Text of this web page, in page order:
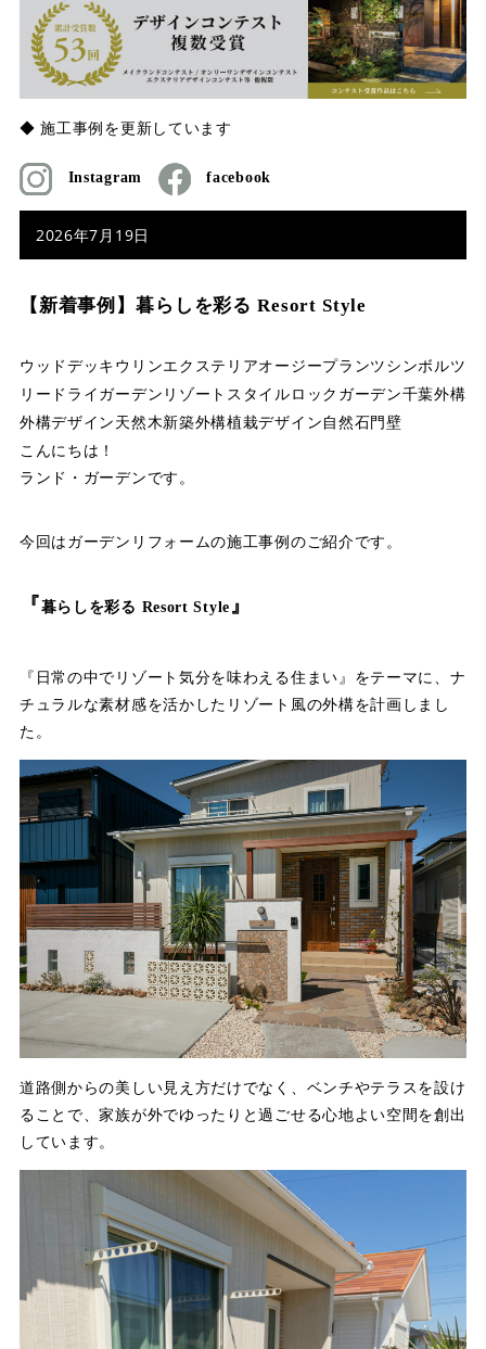
◆ 施工事例を更新しています
Instagram facebook
2026年7月19日
【新着事例】暮らしを彩る Resort Style
ウッドデッキ ウリンエクステリアオージープランツ シンボルツ
リー ドライガーデン リゾートスタイル ロックガーデン千葉外構
外構デザイン 天然木新築外構植栽デザイン 自然石 門壁
こんにちは！
ランド・ガーデンです。
今回はガーデンリフォームの施工事例のご紹介です。
『暮らしを彩る Resort Style 』
『日常の中でリゾート気分を味わえる住まい』をテーマに、ナ
チュラルな素材感を活かしたリゾート風の外構を計画しまし
た。
道路側からの美しい見え方だけでなく、ベンチやテラスを設け
ることで、家族が外でゆったりと過ごせる心地よい空間を創出
しています。